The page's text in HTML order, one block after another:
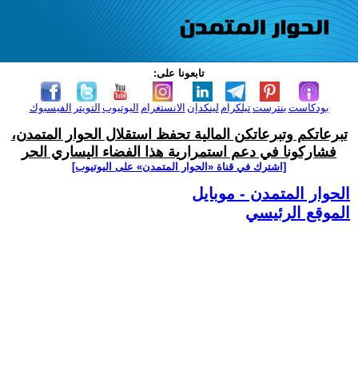
تابعونا على:
الفيسبوك التويتر اليوتيوب الانستغرام لينكدإن تيلكرامبنترست بودكاست
تبرعاتكم وتبرعاتكن المالية تحفظ استقلال الحوار المتمدن،
فشاركونا في دعم استمرارية هذا الفضاء اليساري الحر
[اشترك في قناة ‫«الحوار المتمدن» على اليوتيوب]
الحوار المتمدن - موبايل
الموقع الرئيسي